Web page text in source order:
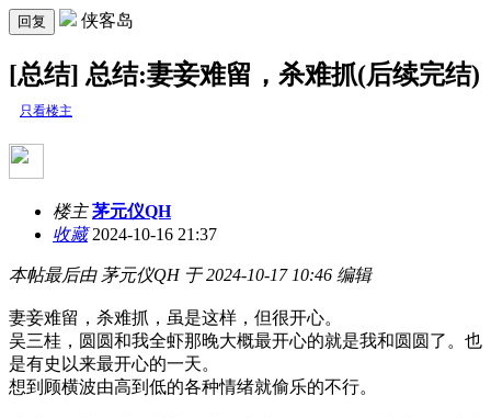
回复 侠客岛
[总结] 总结:妻妾难留，杀难抓(后续完结)
只看楼主
楼主 茅元仪QH
收藏2024-10-16 21:37
本帖最后由 茅元仪QH 于 2024-10-17 10:46 编辑
妻妾难留，杀难抓，虽是这样，但很开心。
吴三桂，圆圆和我全虾那晚大概最开心的就是我和圆圆了。也
是有史以来最开心的一天。
想到顾横波由高到低的各种情绪就偷乐的不行。